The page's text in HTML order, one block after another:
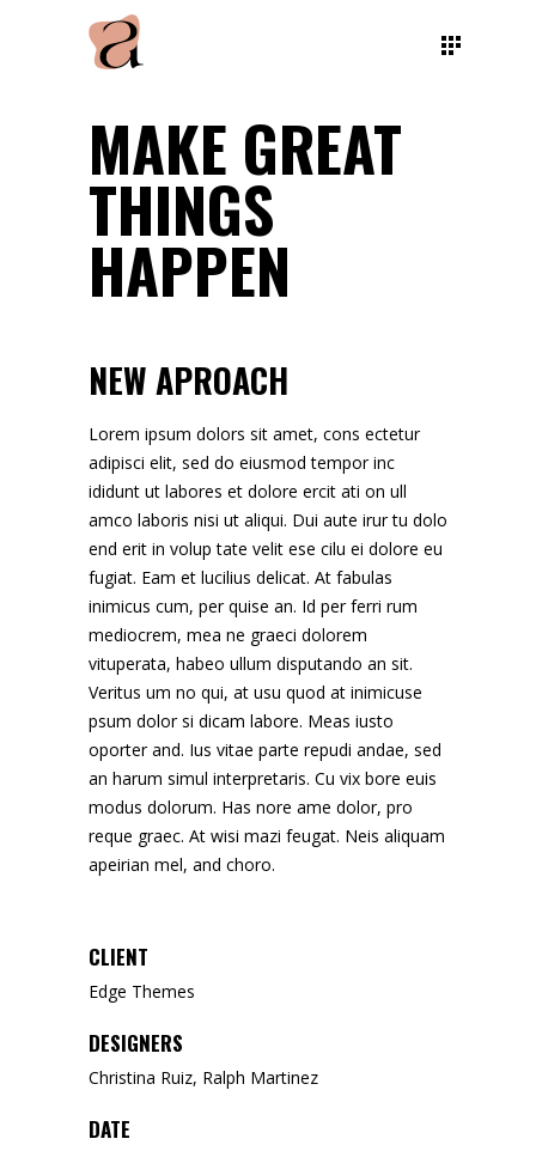
MAKE GREAT
THINGS
HAPPEN
NEW APROACH
Lorem ipsum dolors sit amet, cons ectetur
adipisci elit, sed do eiusmod tempor inc
ididunt ut labores et dolore ercit ati on ull
amco laboris nisi ut aliqui. Dui aute irur tu dolo
end erit in volup tate velit ese cilu ei dolore eu
fugiat. Eam et lucilius delicat. At fabulas
inimicus cum, per quise an. Id per ferri rum
mediocrem, mea ne graeci dolorem
vituperata, habeo ullum disputando an sit.
Veritus um no qui, at usu quod at inimicuse
psum dolor si dicam labore. Meas iusto
oporter and. Ius vitae parte repudi andae, sed
an harum simul interpretaris. Cu vix bore euis
modus dolorum. Has nore ame dolor, pro
reque graec. At wisi mazi feugat. Neis aliquam
apeirian mel, and choro.
CLIENT
Edge Themes
DESIGNERS
Christina Ruiz, Ralph Martinez
DATE